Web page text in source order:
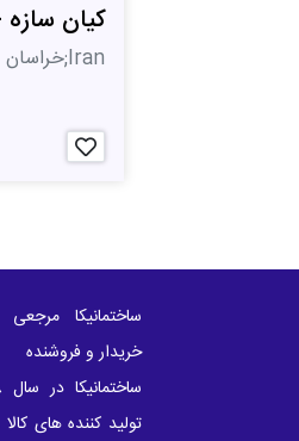
کیان
Iran;خراسان رضوی;مشهد
ساختمانیکا
خریدار و فروشنده
تولید کننده های